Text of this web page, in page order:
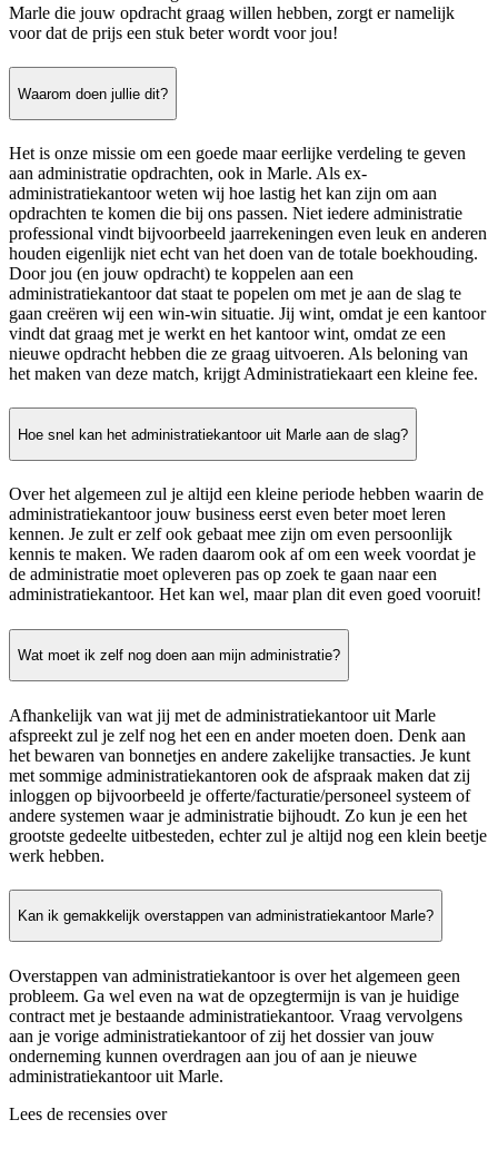
Marle die jouw opdracht graag willen hebben, zorgt er namelijk
voor dat de prijs een stuk beter wordt voor jou!
Waarom doen jullie dit?
Het is onze missie om een goede maar eerlijke verdeling te geven
aan administratie opdrachten, ook in Marle. Als ex-
administratiekantoor weten wij hoe lastig het kan zijn om aan
opdrachten te komen die bij ons passen. Niet iedere administratie
professional vindt bijvoorbeeld jaarrekeningen even leuk en anderen
houden eigenlijk niet echt van het doen van de totale boekhouding.
Door jou (en jouw opdracht) te koppelen aan een
administratiekantoor dat staat te popelen om met je aan de slag te
gaan creëren wij een win-win situatie. Jij wint, omdat je een kantoor
vindt dat graag met je werkt en het kantoor wint, omdat ze een
nieuwe opdracht hebben die ze graag uitvoeren. Als beloning van
het maken van deze match, krijgt Administratiekaart een kleine fee.
Hoe snel kan het administratiekantoor uit Marle aan de slag?
Over het algemeen zul je altijd een kleine periode hebben waarin de
administratiekantoor jouw business eerst even beter moet leren
kennen. Je zult er zelf ook gebaat mee zijn om even persoonlijk
kennis te maken. We raden daarom ook af om een week voordat je
de administratie moet opleveren pas op zoek te gaan naar een
administratiekantoor. Het kan wel, maar plan dit even goed vooruit!
Wat moet ik zelf nog doen aan mijn administratie?
Afhankelijk van wat jij met de administratiekantoor uit Marle
afspreekt zul je zelf nog het een en ander moeten doen. Denk aan
het bewaren van bonnetjes en andere zakelijke transacties. Je kunt
met sommige administratiekantoren ook de afspraak maken dat zij
inloggen op bijvoorbeeld je offerte/facturatie/personeel systeem of
andere systemen waar je administratie bijhoudt. Zo kun je een het
grootste gedeelte uitbesteden, echter zul je altijd nog een klein beetje
werk hebben.
Kan ik gemakkelijk overstappen van administratiekantoor Marle?
Overstappen van administratiekantoor is over het algemeen geen
probleem. Ga wel even na wat de opzegtermijn is van je huidige
contract met je bestaande administratiekantoor. Vraag vervolgens
aan je vorige administratiekantoor of zij het dossier van jouw
onderneming kunnen overdragen aan jou of aan je nieuwe
administratiekantoor uit Marle.
Lees de recensies over